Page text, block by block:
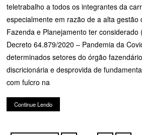
teletrabalho a todos os integrantes da
especialmente em razão de a alta gestão
Fazenda e Planejamento ter considerado
Decreto 64.879/2020 – Pandemia da
determinados setores do órgão
discricionária e desprovida de
com fulcro na
Continue Lendo